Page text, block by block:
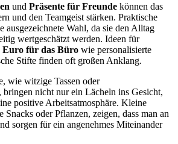
und Präsente für Freunde können das
und den Teamgeist stärken. Praktische
ausgezeichnete Wahl, da sie den Alltag
wertgeschätzt werden. Ideen für
Euro für das Büro wie personalisierte
Stifte finden oft großen Anklang.
wie witzige Tassen oder
bringen nicht nur ein Lächeln ins Gesicht,
positive Arbeitsatmosphäre. Kleine
oder Pflanzen, zeigen, dass man an
sorgen für ein angenehmes Miteinander